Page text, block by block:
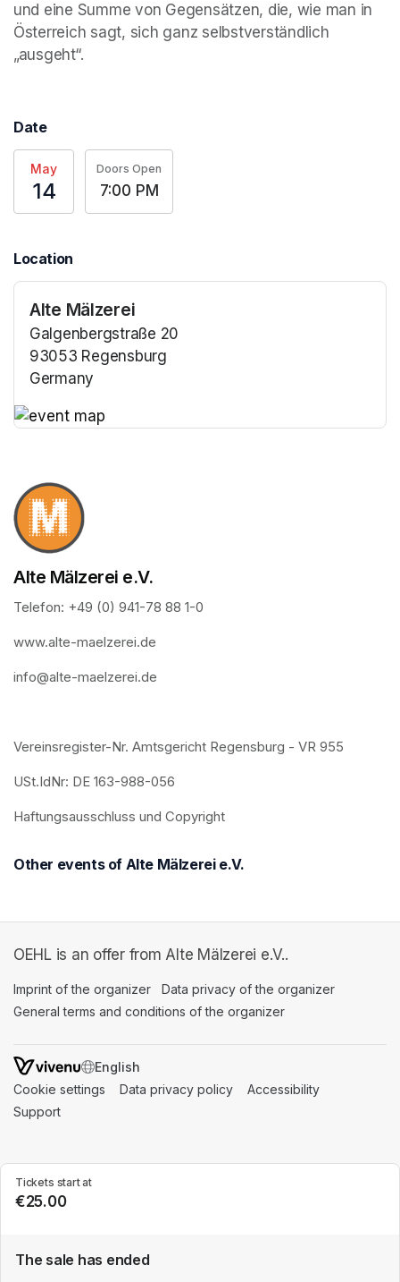
und eine Summe von Gegensätzen, die, wie man in
Österreich sagt, sich ganz selbstverständlich
„ausgeht“.
Date
May
14
Doors Open
7:00 PM
Location
Alte Mälzerei
Galgenbergstraße 20
93053 Regensburg
Germany
Tickets start at
€25.00
The sale has ended
Alte Mälzerei e.V.
Telefon: +49 (0) 941-78 88 1-0
www.alte-maelzerei.de
info@alte-maelzerei.de
Vereinsregister-Nr. Amtsgericht Regensburg - VR 955
USt.IdNr: DE 163-988-056
Haftungsausschluss und Copyright
Other events of Alte Mälzerei e.V.
OEHL is an offer from Alte Mälzerei e.V..
Imprint of the organizer (opens in a new tab)
Data privacy of the organizer
General terms and conditions of the organizer
SWITCH LANGUAGE
Cookie settings (opens in a new tab)
Data privacy policy (opens in a new tab)
Accessibility
Support